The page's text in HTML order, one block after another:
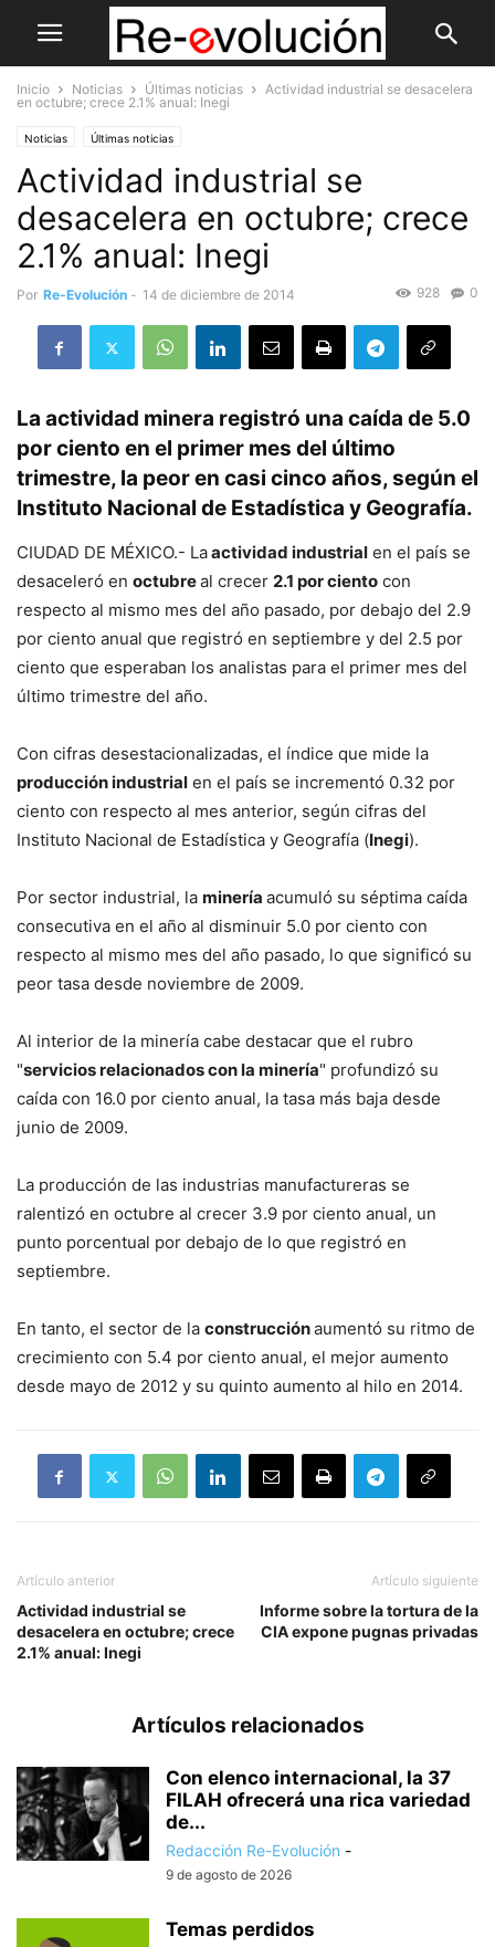
Inicio Noticias Últimas noticias
Actividad industrial se desacelera
en octubre; crece 2.1% anual: Inegi
Noticias Últimas noticias
Actividad industrial se
desacelera en octubre; crece
2.1% anual: Inegi
Por Re-Evolución - 14 de diciembre de 2014 0
928
La actividad minera registró una caída de 5.0
por ciento en el primer mes del último
trimestre, la peor en casi cinco años, según el
Instituto Nacional de Estadística y Geografía.
CIUDAD DE MÉXICO.- Laactividad industrial en el país se
desaceleró en octubreal crecer 2.1 por ciento con
respecto al mismo mes del año pasado, por debajo del 2.9
por ciento anual que registró en septiembre y del 2.5 por
ciento que esperaban los analistas para el primer mes del
último trimestre del año.
Con cifras desestacionalizadas, el índice que mide la
producción industrial en el país se incrementó 0.32 por
ciento con respecto al mes anterior, según cifras del
Instituto Nacional de Estadística y Geografía (Inegi).
Por sector industrial, la minería acumuló su séptima caída
consecutiva en el año al disminuir 5.0 por ciento con
respecto al mismo mes del año pasado, lo que significó su
peor tasa desde noviembre de 2009.
Al interior de la minería cabe destacar que el rubro
"servicios relacionados con la minería" profundizó su
caída con 16.0 por ciento anual, la tasa más baja desde
junio de 2009.
La producción de las industrias manufactureras se
ralentizó en octubre al crecer 3.9 por ciento anual, un
punto porcentual por debajo de lo que registró en
septiembre.
En tanto, el sector de la construcciónaumentó su ritmo de
crecimiento con 5.4 por ciento anual, el mejor aumento
desde mayo de 2012 y su quinto aumento al hilo en 2014.
Artículo anterior
Actividad industrial se
desacelera en octubre; crece
2.1% anual: Inegi
Artículo siguiente
Informe sobre la tortura de la
CIA expone pugnas privadas
Artículos relacionados
Con elenco internacional, la 37
FILAH ofrecerá una rica variedad
de...
Redacción Re-Evolución -
9 de agosto de 2026
Temas perdidos